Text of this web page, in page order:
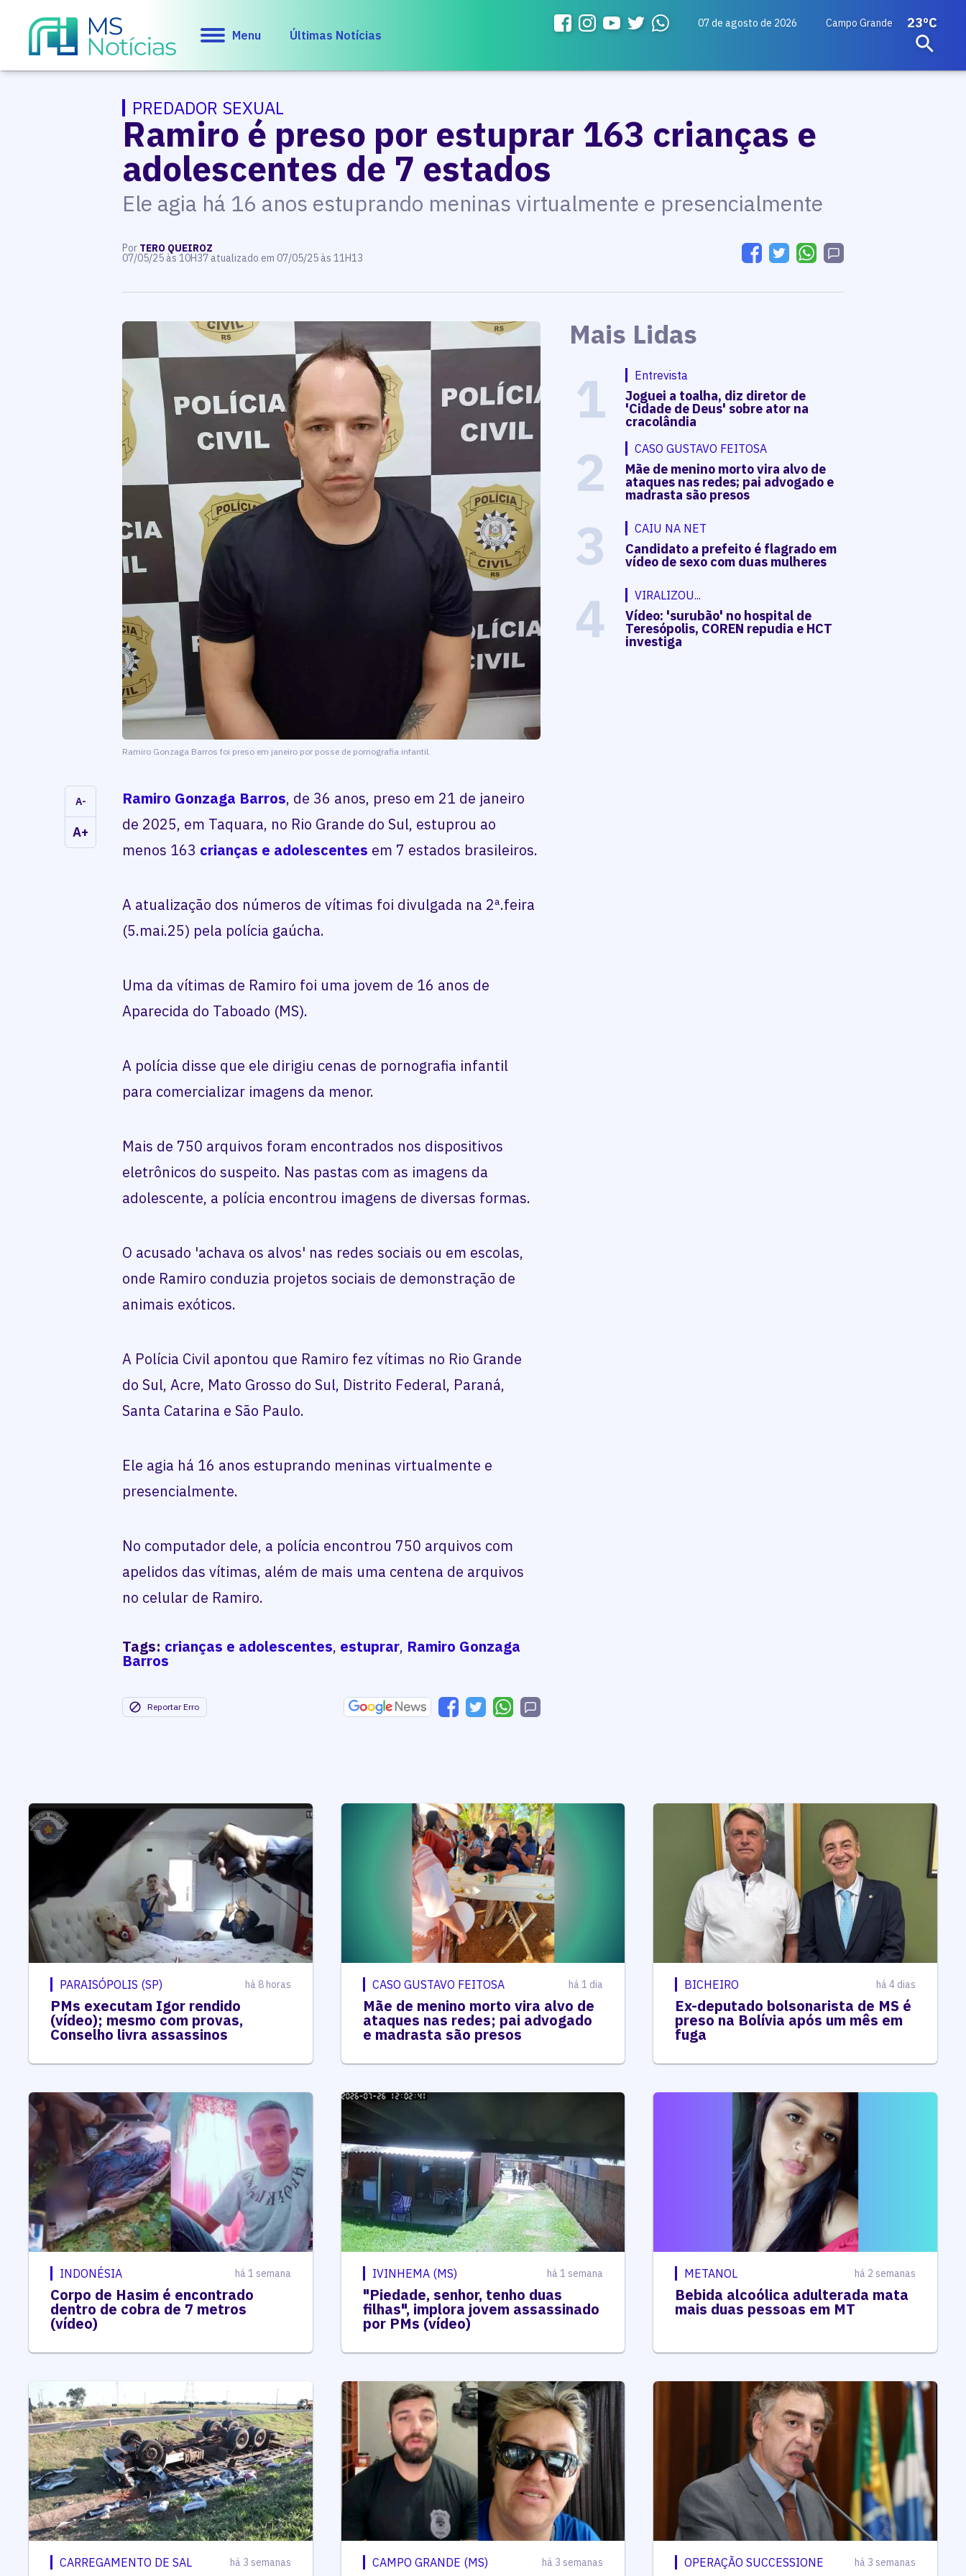
Menu Últimas Notícias
07 de agosto de 2026 Campo Grande 23ºC
PREDADOR SEXUAL
Ramiro é preso por estuprar 163 crianças e
adolescentes de 7 estados
Ele agia há 16 anos estuprando meninas virtualmente e presencialmente
Por TERO QUEIROZ
07/05/25 às 10H37 atualizado em 07/05/25 às 11H13
Ramiro Gonzaga Barros foi preso em janeiro por posse de pornografia infantil.
A-
A+
Ramiro Gonzaga Barros, de 36 anos, preso em 21 de janeiro
de 2025, em Taquara, no Rio Grande do Sul, estuprou ao
menos 163 crianças e adolescentes em 7 estados brasileiros.
A atualização dos números de vítimas foi divulgada na 2ª.feira
(5.mai.25) pela polícia gaúcha.
Uma da vítimas de Ramiro foi uma jovem de 16 anos de
Aparecida do Taboado (MS).
A polícia disse que ele dirigiu cenas de pornografia infantil
para comercializar imagens da menor.
Mais de 750 arquivos foram encontrados nos dispositivos
eletrônicos do suspeito. Nas pastas com as imagens da
adolescente, a polícia encontrou imagens de diversas formas.
O acusado 'achava os alvos' nas redes sociais ou em escolas,
onde Ramiro conduzia projetos sociais de demonstração de
animais exóticos.
A Polícia Civil apontou que Ramiro fez vítimas no Rio Grande
do Sul, Acre, Mato Grosso do Sul, Distrito Federal, Paraná,
Santa Catarina e São Paulo.
Ele agia há 16 anos estuprando meninas virtualmente e
presencialmente.
No computador dele, a polícia encontrou 750 arquivos com
apelidos das vítimas, além de mais uma centena de arquivos
no celular de Ramiro.
Tags: crianças e adolescentes, estuprar, Ramiro Gonzaga
Barros
Reportar Erro
Mais Lidas
1 Entrevista
Joguei a toalha, diz diretor de
'Cidade de Deus' sobre ator na
cracolândia
2 CASO GUSTAVO FEITOSA
Mãe de menino morto vira alvo de
ataques nas redes; pai advogado e
madrasta são presos
3 CAIU NA NET
Candidato a prefeito é flagrado em
vídeo de sexo com duas mulheres
4 VIRALIZOU...
Vídeo: 'surubão' no hospital de
Teresópolis, COREN repudia e HCT
investiga
PARAISÓPOLIS (SP) há 8 horas
PMs executam Igor rendido
(vídeo); mesmo com provas,
Conselho livra assassinos
CASO GUSTAVO FEITOSA há 1 dia
Mãe de menino morto vira alvo de
ataques nas redes; pai advogado
e madrasta são presos
BICHEIRO há 4 dias
Ex-deputado bolsonarista de MS é
preso na Bolívia após um mês em
fuga
INDONÉSIA há 1 semana
Corpo de Hasim é encontrado
dentro de cobra de 7 metros
(vídeo)
IVINHEMA (MS) há 1 semana
"Piedade, senhor, tenho duas
filhas", implora jovem assassinado
por PMs (vídeo)
METANOL há 2 semanas
Bebida alcoólica adulterada mata
mais duas pessoas em MT
CARREGAMENTO DE SAL há 3 semanas CAMPO GRANDE (MS) há 3 semanas OPERAÇÃO SUCCESSIONE há 3 semanas